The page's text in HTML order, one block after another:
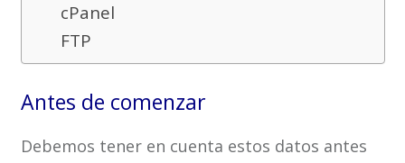
cPanel
FTP
Antes de comenzar
Debemos tener en cuenta estos datos antes